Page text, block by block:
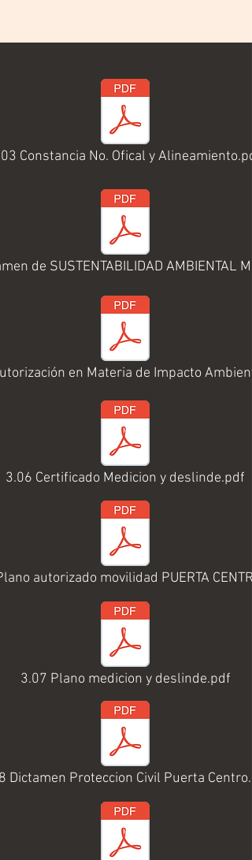
Constancia No. Ofical y Alineamiento.pdf
de SUSTENTABILIDAD AMBIENTAL
en Materia de Impacto
3.06 Certificado Medicion y deslinde.pdf
autorizado movilidad PUERTA
3.07 Plano medicion y deslinde.pdf
Dictamen Proteccion Civil Puerta